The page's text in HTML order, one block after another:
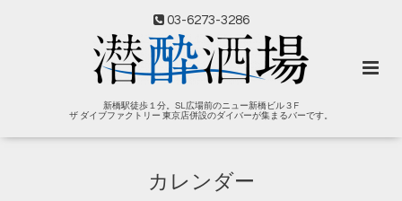
03-6273-3286
新橋駅徒歩１分。SL広場前のニュー新橋ビル３F
ザ ダイブファクトリー 東京店併設のダイバーが集まるバーです。
カレンダー